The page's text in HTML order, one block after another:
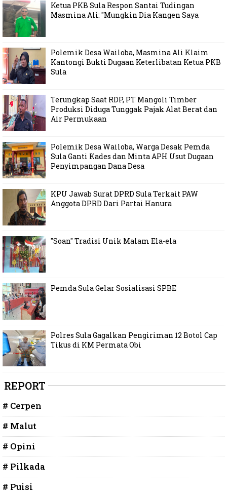
Ketua PKB Sula Respon Santai Tudingan
Masmina Ali: "Mungkin Dia Kangen Saya
Polemik Desa Wailoba, Masmina Ali Klaim
Kantongi Bukti Dugaan Keterlibatan Ketua PKB
Sula
Terungkap Saat RDP, PT Mangoli Timber
Produksi Diduga Tunggak Pajak Alat Berat dan
Air Permukaan
Polemik Desa Wailoba, Warga Desak Pemda
Sula Ganti Kades dan Minta APH Usut Dugaan
Penyimpangan Dana Desa
KPU Jawab Surat DPRD Sula Terkait PAW
Anggota DPRD Dari Partai Hanura
"Soan" Tradisi Unik Malam Ela-ela
Pemda Sula Gelar Sosialisasi SPBE
Polres Sula Gagalkan Pengiriman 12 Botol Cap
Tikus di KM Permata Obi
REPORT
# Cerpen
# Malut
# Opini
# Pilkada
# Puisi